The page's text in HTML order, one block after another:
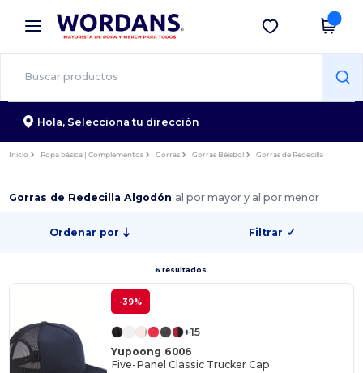
× App de Wordans
¡Mejores precios en app!
Descargar app
Hola, Selecciona tu dirección
Inicio Ropa básica | Complementos Gorras Gorras Béisbol Gorras de Redecilla
Gorras de Redecilla Algodón al por mayor y al por menor
Ordenar por Filtrar ✓
6 resultados.
-39%
+15
Yupoong 6006
Five-Panel Classic Trucker Cap